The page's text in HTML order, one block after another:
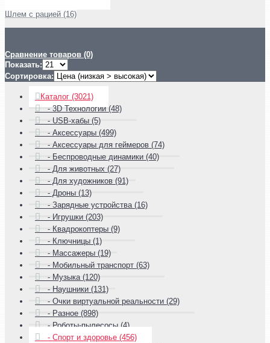
Шлем с рацией (16)
Сравнение товаров (0)
Показать:
Сортировка:
Каталог (3021)
- 3D Технологии (48)
- USB-хабы (5)
- Аксессуары (499)
- Аксессуары для геймеров (74)
- Беспроводные динамики (40)
- Для животных (27)
- Для художников (91)
- Дроны (13)
- Зарядные устройства (16)
- Игрушки (203)
- Квадрокоптеры (9)
- Ключницы (1)
- Массажеры (19)
- Мобильный транспорт (63)
- Музыка (120)
- Наушники (131)
- Очки виртуальной реальности (29)
- Разное (898)
- Роботы-пылесосы (4)
- Спорт и здоровье (456)